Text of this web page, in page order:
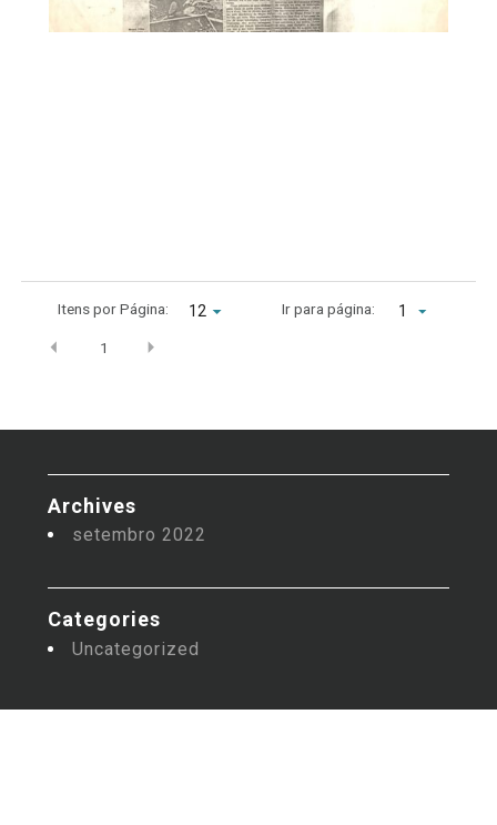
Itens por Página: Ir para página: 1
1
Archives
setembro 2022
Categories
Uncategorized